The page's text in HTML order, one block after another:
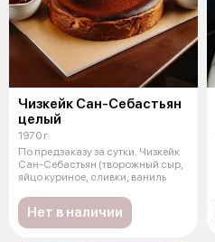
Чизкейк Сан-Себастьян
целый
1970 г
По предзаказу за сутки. Чизкейк
Сан-Себастьян (творожный сыр,
яйцо куриное, сливки, ваниль
Нет в наличии